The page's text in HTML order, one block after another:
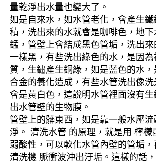
量乾淨出水量也變大了。
如是自來水，如水管老化，會產生
積，洗出來的水就會是咖啡色，地
錳，管壁上會結成黑色管垢，洗出
一樣黑，有些洗出綠色的水，是因
質，生鏽產生銅綠，如是藍色的水
合金的養化造成，有些水管洗出像
會是黃白色，這說明水管裡面沒有
出水管壁的生物膜。
管壁上的髒東西，如是靠一般水壓
淨。 清洗水管 的原理，就是用 檸檬
弱酸性，可以軟化水管內壁的管垢
清洗機 脈衝波沖出汙垢。這樣的話